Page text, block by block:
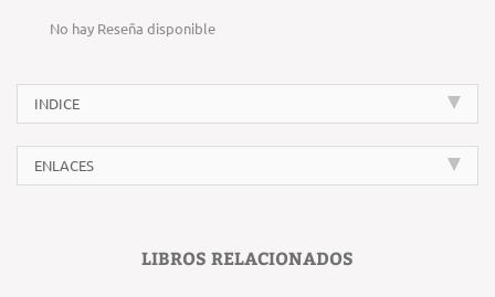
No hay Reseña disponible
INDICE
ENLACES
LIBROS RELACIONADOS